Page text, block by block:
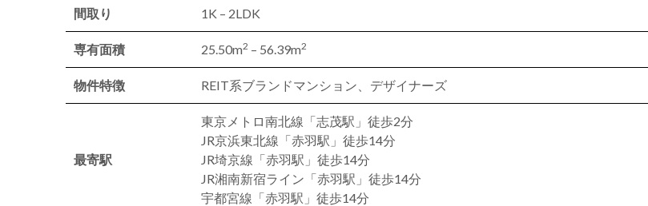
間取り 1K – 2LDK
専有面積 25.50m2 – 56.39m2
物件特徴 REIT系ブランドマンション、デザイナーズ
最寄駅
東京メトロ南北線「志茂駅」徒歩2分
JR京浜東北線「赤羽駅」徒歩14分
JR埼京線「赤羽駅」徒歩14分
JR湘南新宿ライン「赤羽駅」徒歩14分
宇都宮線「赤羽駅」徒歩14分